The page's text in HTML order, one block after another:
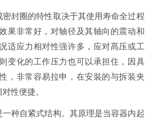
密封圈的特性取决于其使用寿命全过程
果非常好，对轴径及其轴向的震动和
适应力相对性强许多，应对髙压或工
变化的工作压力也可以承担住，因具
，非常容易拉申，在安裝的与拆装夹
性便捷。
一种自紧式结构。其原理是当容器内起